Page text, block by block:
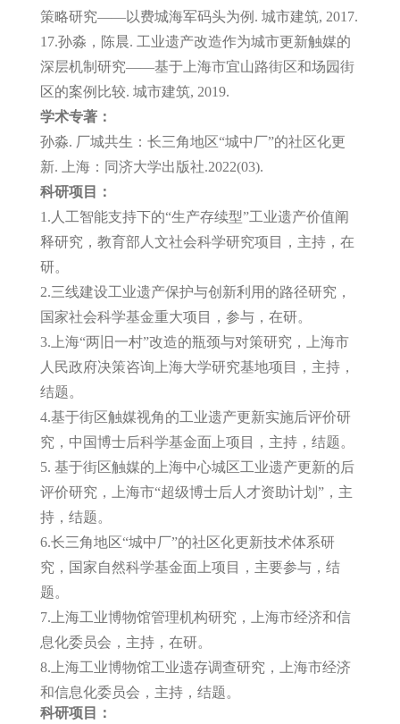
策略研究——以费城海军码头为例. 城市建筑, 2017.
17.孙淼，陈晨. 工业遗产改造作为城市更新触媒的
深层机制研究——基于上海市宜山路街区和场园街
区的案例比较. 城市建筑, 2019.
学术专著：
孙淼. 厂城共生：长三角地区“城中厂”的社区化更
新. 上海：同济大学出版社.2022(03).
科研项目：
1.人工智能支持下的“生产存续型”工业遗产价值阐
释研究，教育部人文社会科学研究项目，主持，在
研。
2.三线建设工业遗产保护与创新利用的路径研究，
国家社会科学基金重大项目，参与，在研。
3.上海“两旧一村”改造的瓶颈与对策研究，上海市
人民政府决策咨询上海大学研究基地项目，主持，
结题。
4.基于街区触媒视角的工业遗产更新实施后评价研
究，中国博士后科学基金面上项目，主持，结题。
5. 基于街区触媒的上海中心城区工业遗产更新的后
评价研究，上海市“超级博士后人才资助计划”，主
持，结题。
6.长三角地区“城中厂”的社区化更新技术体系研
究，国家自然科学基金面上项目，主要参与，结
题。
7.上海工业博物馆管理机构研究，上海市经济和信
息化委员会，主持，在研。
8.上海工业博物馆工业遗存调查研究，上海市经济
和信息化委员会，主持，结题。
科研项目：